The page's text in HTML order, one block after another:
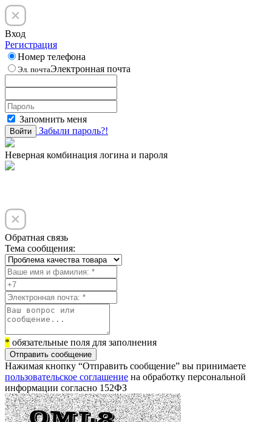
Вход
Регистрация
Номер телефона
Эл. почтаЭлектронная почта
Запомнить меня
Войти Забыли пароль?!
Неверная комбинация логина и пароля
Обратная связь
Тема сообщения:
* обязательные поля для заполнения
Отправить сообщение
Нажимая кнопку “Отправить сообщение” вы принимаете
пользовательское соглашение на обработку персональной
информации согласно 152ФЗ